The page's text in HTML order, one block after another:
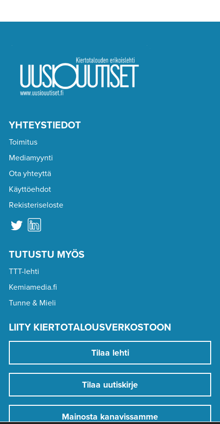
YHTEYSTIEDOT
Toimitus
Mediamyynti
Ota yhteyttä
Käyttöehdot
Rekisteriseloste
TUTUSTU MYÖS
TTT-lehti
Kemiamedia.fi
Tunne & Mieli
LIITY KIERTOTALOUSVERKOSTOON
Tilaa lehti
Tilaa uutiskirje
Mainosta kanavissamme